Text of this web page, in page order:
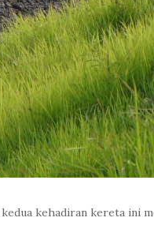
kehadiran kereta ini